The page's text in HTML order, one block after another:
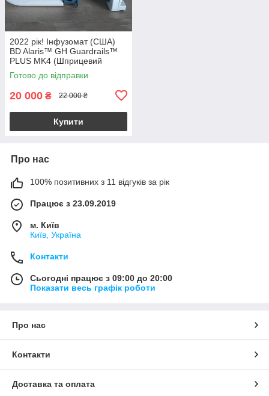
2022 рік! Інфузомат (США)
BD Alaris™ GH Guardrails™
PLUS MK4 (Шприцевий
насос/дозатор)
Готово до відправки
20 000 ₴ 22 000 ₴
Купити
Про нас
100% позитивних з 11 відгуків за рік
Працює з 23.09.2019
м. Київ
Київ, Україна
Контакти
Сьогодні працює з 09:00 до 20:00
Показати весь графік роботи
Про нас
Контакти
Доставка та оплата